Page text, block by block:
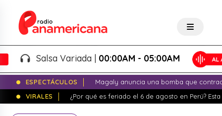
Salsa Variada |00:00AM - 05:00AM
ESPECTÁCULOS
Magaly anuncia una bomba que
VIRALES
¿Por qué es feriado el 6 de agosto en Perú?